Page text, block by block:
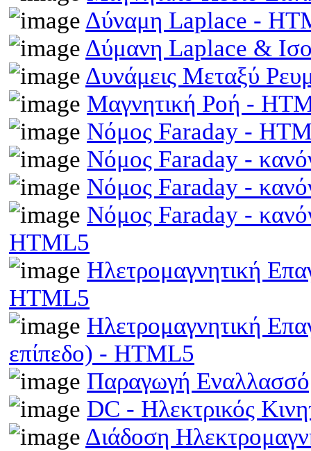
Δύναμη Laplace -
Δύμανη Laplace &
Δυνάμεις Μεταξύ
Μαγνητική Ροή -
Νόμος Faraday -
Νόμος Faraday -
Νόμος Faraday -
Νόμος Faraday -
HTML5
Ηλετρομαγνητική
HTML5
Ηλετρομαγνητική
επίπεδο) - HTML5
Παραγωγή
DC - Ηλεκτρικός
Διάδοση